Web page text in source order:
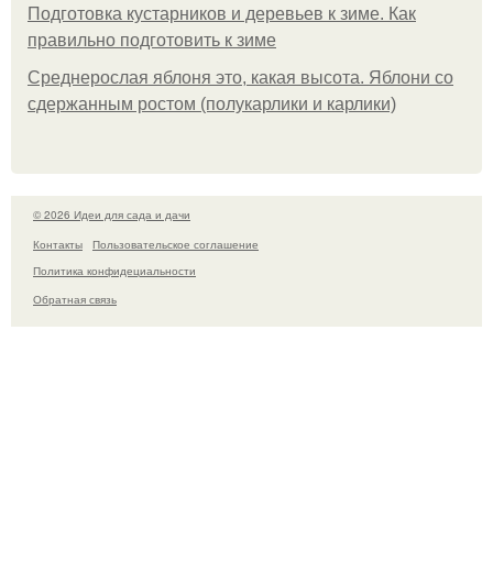
Подготовка кустарников и деревьев к зиме. Как
правильно подготовить к зиме
Среднерослая яблоня это, какая высота. Яблони со
сдержанным ростом (полукарлики и карлики)
© 2026 Идеи для сада и дачи
Контакты
Пользовательское соглашение
Политика конфидециальности
Обратная связь